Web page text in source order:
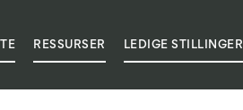
RESSURSER LEDIGE STILLINGER
OM SKOLEN LOGG INN